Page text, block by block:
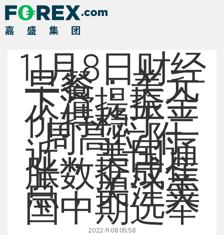
11月8日财经
早餐：美元
下滑提振金
价持稳于三
周高位附
近，美国通
胀数据成焦
点，关注美
国中期选举
2022-11-08 05:58